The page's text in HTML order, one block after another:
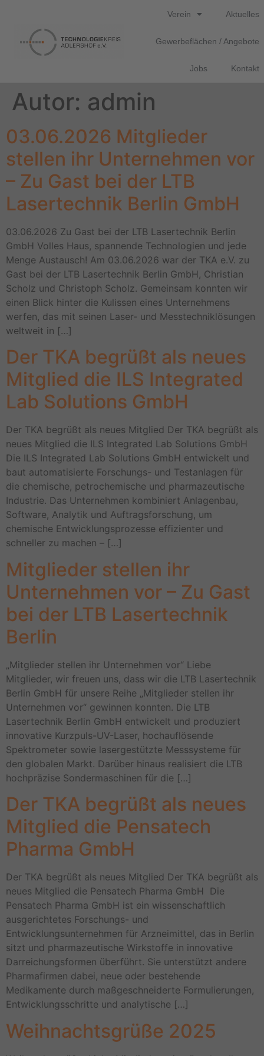
Verein Aktuelles
Gewerbeflächen / Angebote
Jobs Kontakt
Autor: admin
03.06.2026 Mitglieder
stellen ihr Unternehmen vor
– Zu Gast bei der LTB
Lasertechnik Berlin GmbH
03.06.2026 Zu Gast bei der LTB Lasertechnik Berlin
GmbH Volles Haus, spannende Technologien und jede
Menge Austausch! Am 03.06.2026 war der TKA e.V. zu
Gast bei der LTB Lasertechnik Berlin GmbH, Christian
Scholz und Christoph Scholz. Gemeinsam konnten wir
einen Blick hinter die Kulissen eines Unternehmens
werfen, das mit seinen Laser- und Messtechniklösungen
weltweit in […]
Der TKA begrüßt als neues
Mitglied die ILS Integrated
Lab Solutions GmbH
Der TKA begrüßt als neues Mitglied Der TKA begrüßt als
neues Mitglied die ILS Integrated Lab Solutions GmbH
Die ILS Integrated Lab Solutions GmbH entwickelt und
baut automatisierte Forschungs- und Testanlagen für
die chemische, petrochemische und pharmazeutische
Industrie. Das Unternehmen kombiniert Anlagenbau,
Software, Analytik und Auftragsforschung, um
chemische Entwicklungsprozesse effizienter und
schneller zu machen – […]
Mitglieder stellen ihr
Unternehmen vor – Zu Gast
bei der LTB Lasertechnik
Berlin
„Mitglieder stellen ihr Unternehmen vor“ Liebe
Mitglieder, wir freuen uns, dass wir die LTB Lasertechnik
Berlin GmbH für unsere Reihe „Mitglieder stellen ihr
Unternehmen vor“ gewinnen konnten. Die LTB
Lasertechnik Berlin GmbH entwickelt und produziert
innovative Kurzpuls-UV-Laser, hochauflösende
Spektrometer sowie lasergestützte Messsysteme für
den globalen Markt. Darüber hinaus realisiert die LTB
hochpräzise Sondermaschinen für die […]
Der TKA begrüßt als neues
Mitglied die Pensatech
Pharma GmbH
Der TKA begrüßt als neues Mitglied Der TKA begrüßt als
neues Mitglied die Pensatech Pharma GmbH Die
Pensatech Pharma GmbH ist ein wissenschaftlich
ausgerichtetes Forschungs- und
Entwicklungsunternehmen für Arzneimittel, das in Berlin
sitzt und pharmazeutische Wirkstoffe in innovative
Darreichungsformen überführt. Sie unterstützt andere
Pharmafirmen dabei, neue oder bestehende
Medikamente durch maßgeschneiderte Formulierungen,
Entwicklungsschritte und analytische […]
Weihnachtsgrüße 2025